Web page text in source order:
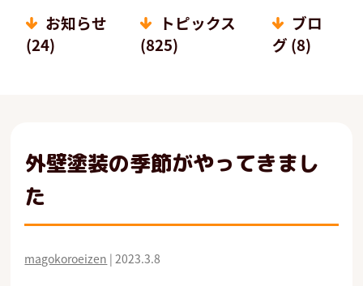
お知らせ
(24)
トピックス
(825)
ブロ
グ (8)
外壁塗装の季節がやってきまし
た
magokoroeizen |2023.3.8